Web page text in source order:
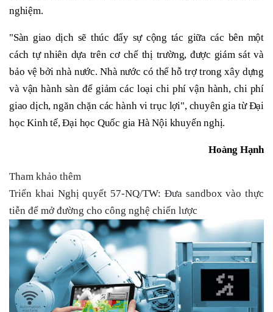
nghiệm.
"Sàn giao dịch sẽ thúc đẩy sự cộng tác giữa các bên một
cách tự nhiên dựa trên cơ chế thị trường, được giám sát và
bảo vệ bởi nhà nước. Nhà nước có thể hỗ trợ trong xây dựng
và vận hành sàn để giảm các loại chi phí vận hành, chi phí
giao dịch, ngăn chặn các hành vi trục lợi", chuyên gia từ Đại
học Kinh tế, Đại học Quốc gia Hà Nội khuyến nghị.
Hoàng Hạnh
Tham khảo thêm
Triển khai Nghị quyết 57-NQ/TW: Đưa sandbox vào thực
tiễn để mở đường cho công nghệ chiến lược